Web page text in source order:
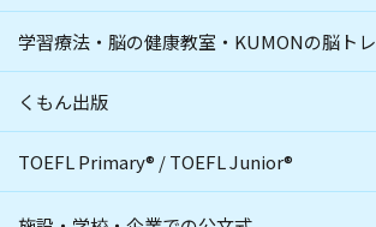
学習療法・脳の健康教室・KUMONの脳トレ
くもん出版
TOEFL Primary® /TOEFL Junior®